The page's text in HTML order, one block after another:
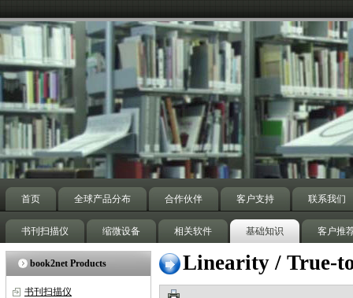
首页 全球产品分布 合作伙伴 客户支持 联系我们
书刊扫描仪 缩微设备 相关软件 基础知识 客户推
book2net Products
书刊扫描仪
Linearity / True-